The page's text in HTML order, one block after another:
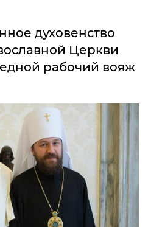
духовенство
Церкви
рабочий вояж